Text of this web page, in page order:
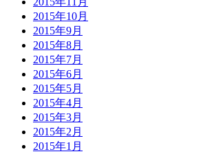
2015年10月
2015年9月
2015年8月
2015年7月
2015年6月
2015年5月
2015年4月
2015年3月
2015年2月
2015年1月